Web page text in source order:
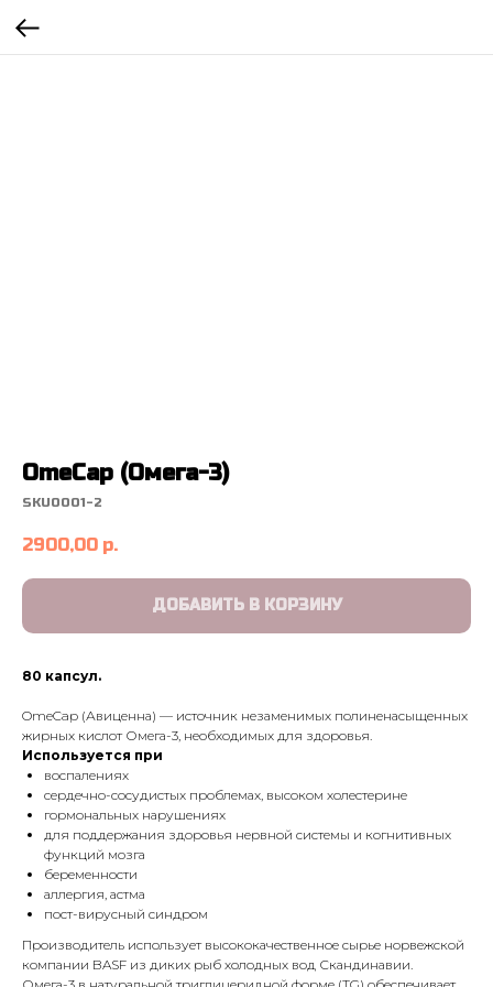
OmeCap (Омега-3)
SKU0001-2
2900,00 р.
ДОБАВИТЬ В КОРЗИНУ
80 капсул.
OmeCap (Авиценна) — источник незаменимых полиненасыщенных
жирных кислот Омега-3, необходимых для здоровья.
Используется при
воспалениях
сердечно-сосудистых проблемах, высоком холестерине
гормональных нарушениях
для поддержания здоровья нервной системы и когнитивных
функций мозга
беременности
аллергия, астма
пост-вирусный синдром
Производитель использует высококачественное сырье норвежской
компании BASF из диких рыб холодных вод Скандинавии.